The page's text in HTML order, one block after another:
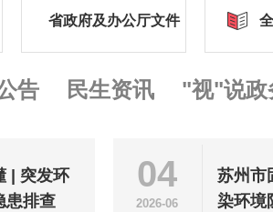
省政府及办公厅文件
告 民生资讯 "视"说政
| 突发环
患排查
04
2026-06
苏州市
染环境